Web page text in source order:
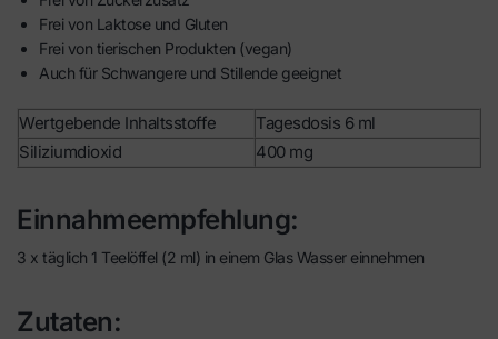
Frei von Laktose und Gluten
Frei von tierischen Produkten (vegan)
Auch für Schwangere und Stillende geeignet
Wertgebende Inhaltsstoffe
Tagesdosis 6 ml
Siliziumdioxid
400 mg
Einnahmeempfehlung:
3 x täglich 1 Teelöffel (2 ml) in einem Glas Wasser einnehmen
Zutaten: